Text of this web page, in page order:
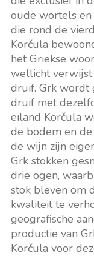
oude wortels en
die rond de
Korčula
het Griekse
wellicht verwijst
druif. Grk wordt
druif met
eiland Korčula
de bodem en
de wijn zijn
Grk stokken
drie ogen,
stok bleven om
kwaliteit te
geografische
productie van
Korčula voor